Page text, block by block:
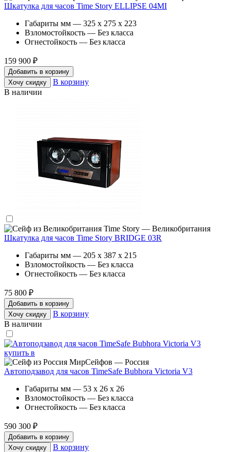
Шкатулка для часов Time Story ELLIPSE 04MI
Габариты мм — 325 x 275 x 223
Взломостойкость — Без класса
Огнестойкость — Без класса
159 900 ₽
Добавить в корзину
Хочу скидку
В корзину
В наличии
Time Story — Великобритания
Шкатулка для часов Time Story BRIDGE 03R
Габариты мм — 205 x 387 x 215
Взломостойкость — Без класса
Огнестойкость — Без класса
75 800 ₽
Добавить в корзину
Хочу скидку
В корзину
В наличии
МирСейфов — Россия
Автоподзавод для часов TimeSafe Bubhora Victoria V3
Габариты мм — 53 x 26 x 26
Взломостойкость — Без класса
Огнестойкость — Без класса
590 300 ₽
Добавить в корзину
Хочу скидку
В корзину